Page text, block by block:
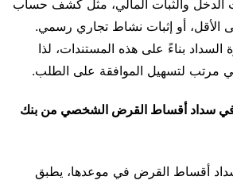
الدخل والثبات المالي، مثل كشف حساب
السداد بناءً على هذه المستندات، لذا
مرتب لتسهيل الموافقة على الطلب.
في سداد أقساط القرض الشخصي من بنك
أقساط القرض في موعدها، يطبق